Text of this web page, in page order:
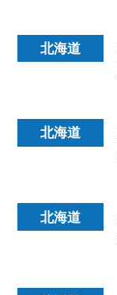
北海道
北海道
北海道